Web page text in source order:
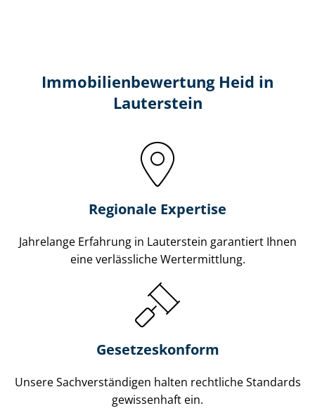
Immobilien­bewertung Heid in
Lauterstein
Regionale Expertise
Jahrelange Erfahrung in Lauterstein garantiert Ihnen
eine verlässliche Wertermittlung.
Gesetzes­konform
Unsere Sach­ver­stän­di­gen halten rechtliche Standards
gewissenhaft ein.